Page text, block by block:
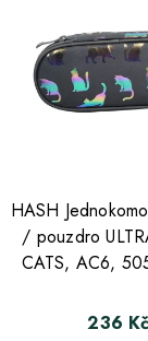
HASH
/ pouzdro
CATS, AC6,
Cena
236 Kč